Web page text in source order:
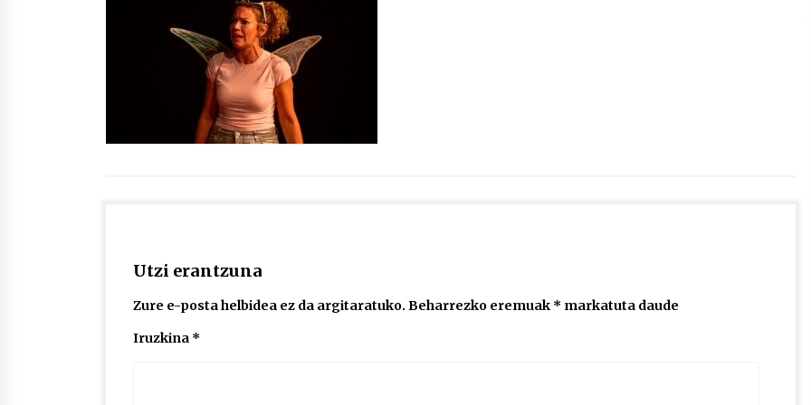
protagonista
2026/07/16
POTTO: San Pedro jaietako bertso-
saioa
2026/07/09
Utzi erantzuna
Zure e-posta helbidea ez da argitaratuko. Beharrezko eremuak * markatuta daude
Iruzkina *